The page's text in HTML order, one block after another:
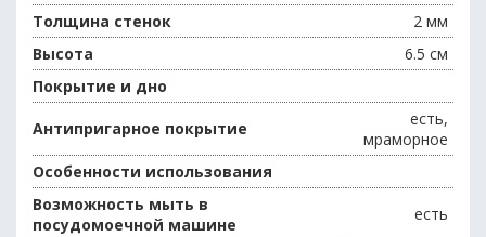
Толщина стенок
2 мм
Высота
6.5 см
Покрытие и дно
Антипригарное покрытие
есть,
мраморное
Особенности использования
Возможность мыть в
посудомоечной машине
есть